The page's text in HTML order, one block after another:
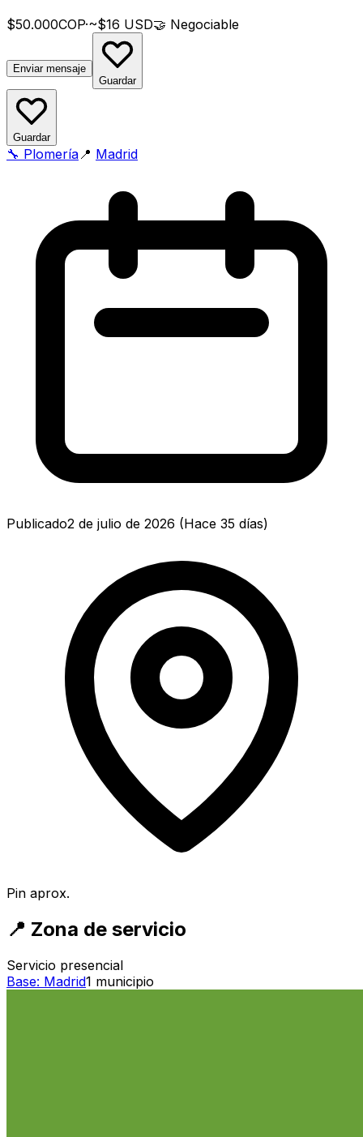
$50.000COP·~$16 USD🤝 Negociable
Enviar mensaje
Guardar
Guardar
🔧 Plomería 📍 Madrid
Publicado2 de julio de 2026 (Hace 35 días)
Pin aprox.
📍 Zona de servicio
Servicio presencial
Base: Madrid1 municipio